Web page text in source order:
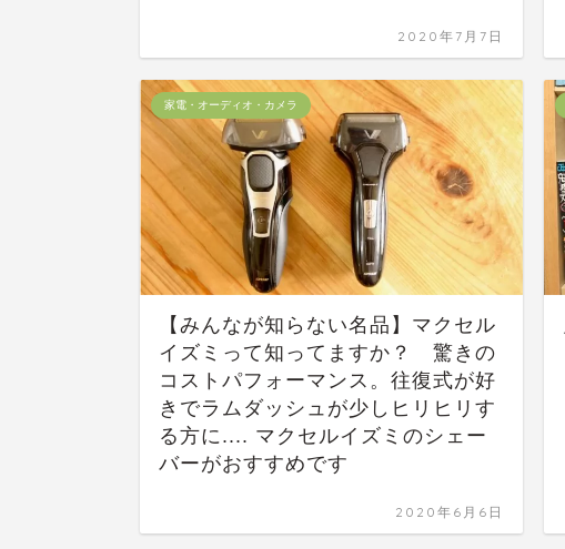
2020年7月7日
家電・オーディオ・カメラ
【みんなが知らない名品】マクセル
イズミって知ってますか？ 驚きの
コストパフォーマンス。往復式が好
きでラムダッシュが少しヒリヒリす
る方に.... マクセルイズミのシェー
バーがおすすめです
2020年6月6日